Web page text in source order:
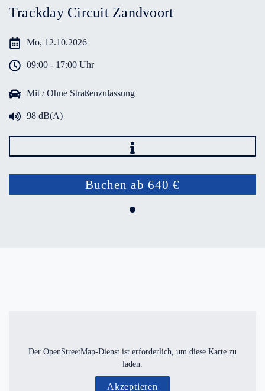
Trackday Circuit Zandvoort
Mo, 12.10.2026
09:00 - 17:00 Uhr
Mit / Ohne Straßenzulassung
98 dB(A)
Buchen ab 640 €
Der OpenStreetMap-Dienst ist erforderlich, um diese Karte zu
laden.
Akzeptieren